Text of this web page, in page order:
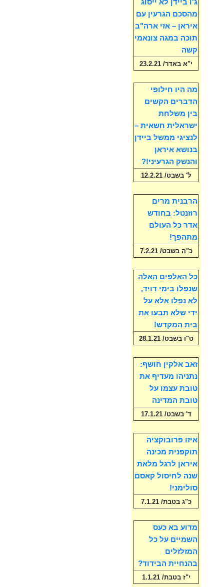
ג'ו ביידן לא ייסוג
מהסכם הגרעין עם
איראן – אזי ארה"ב
תוכה במגה צונאמי
קשה
י"א באדר/ 23.2.21
מה היו חילופי
הדברים הקשים
בין משלחת
ישראלית חשאית –
לנציגי ממשל ביידן
בנושא איראן
והנשק הגרעיני!?
ל' בשבט/ 12.2.21
הרבנית מרים
רוזנטל: בחודש
אדר כל העולם
מתהפך!
כ"ה בשבט/ 7.2.21
כל האלפים האלה
שנפלו בימי דויד,
לא נפלו אלא על
ידי שלא תבעו את
בית המקדש!
ט"ו בשבט/ 28.1.21
זאב אלקין חושף:
נתניהו מעדיף את
טובת עצמו על
טובת המדינה
ד' בשבט/ 17.1.21
איזו פרובוקציה
תוקפנית מכינה
איראן לרגל מלאת
שנה לחיסול קאסם
סולימני!
כ"ג בטבת/ 7.1.21
מדוע בא כעס
השמיים על כל
המזלזלים
בהנחיית הבידוד?
י"ז בטבת/ 1.1.21